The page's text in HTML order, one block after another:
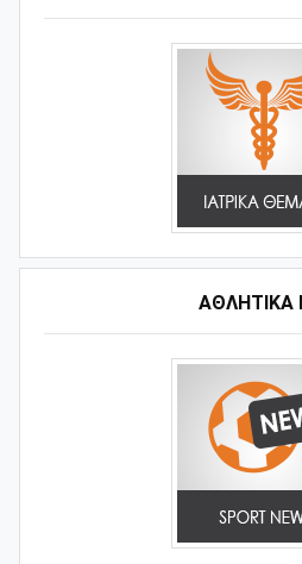
ΑΘΛΗΤΙΚΆ